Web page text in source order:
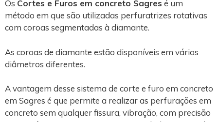
Os Cortes e Furos em concreto Sagres é um
método em que são utilizadas perfuratrizes rotativas
com coroas segmentadas à diamante.
As coroas de diamante estão disponíveis em vários
diâmetros diferentes.
A vantagem desse sistema de corte e furo em concreto
em Sagres é que permite a realizar as perfurações em
concreto sem qualquer fissura, vibração, com precisão